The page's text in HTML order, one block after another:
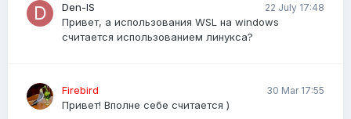
Den-IS 22 July 17:48
Привет, а использования WSL на windows
считается использованием линукса?
Firebird 30 Mar 17:55
Привет! Вполне себе считается )